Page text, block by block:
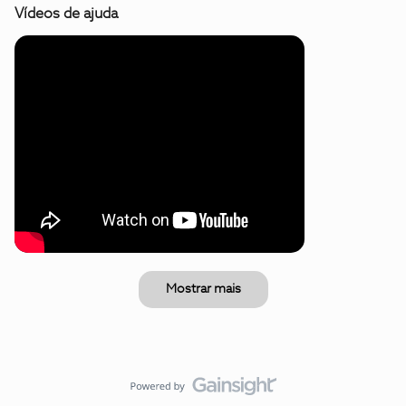
Vídeos de ajuda
Mostrar mais